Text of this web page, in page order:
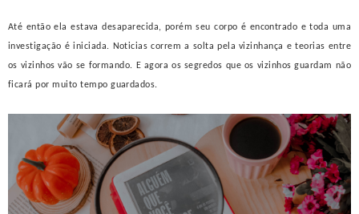
Até então ela estava desaparecida, porém seu corpo é encontrado e toda uma
investigação é iniciada. Noticias correm a solta pela vizinhança e teorias entre
os vizinhos vão se formando. E agora os segredos que os vizinhos guardam não
ficará por muito tempo guardados.